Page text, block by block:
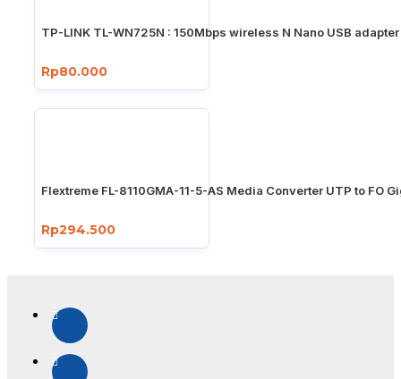
TP-LINK TL-WN725N : 150Mbps wireless N Nano USB adapter
Rp80.000
Flextreme FL-8110GMA-11-5-AS Media Converter UTP to FO
Rp294.500